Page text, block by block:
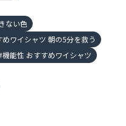
ない色
めワイシャツ 朝の5分を救う
機能性 おすすめワイシャツ